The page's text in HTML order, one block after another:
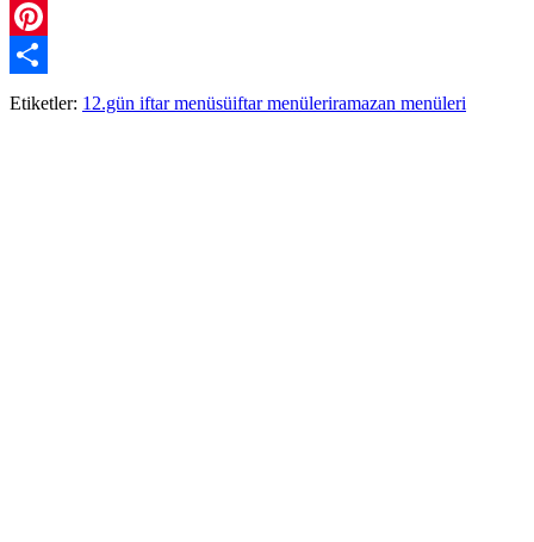
WhatsApp
Pinterest
Paylaş
Etiketler: 12.gün iftar menüsüiftar menüleriramazan menüleri